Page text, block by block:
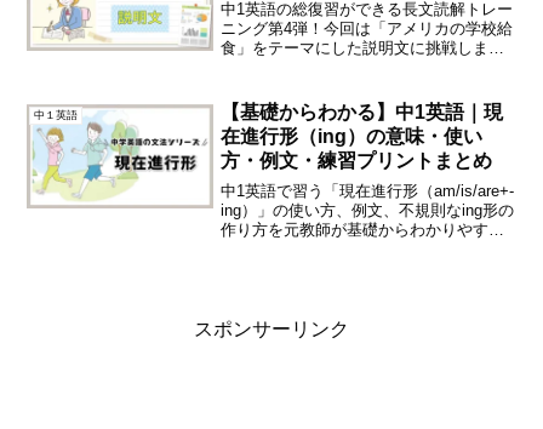
中1英語の総復習ができる長文読解トレー
ニング第4弾！今回は「アメリカの学校給
食」をテーマにした説明文に挑戦しま
き無料プリントをダウンロードして、定
期テストや英検対策にぜひご活用くださ
い。
中１英語
【基礎からわかる】中1英語｜現
在進行形（ing）の意味・使い
方・例文・練習プリントまとめ
中1英語で習う「現在進行形（am/is/are+-
ing）」の使い方、例文、不規則なing形の
作り方を元教師が基礎からわかりやすく
スポンサーリンク